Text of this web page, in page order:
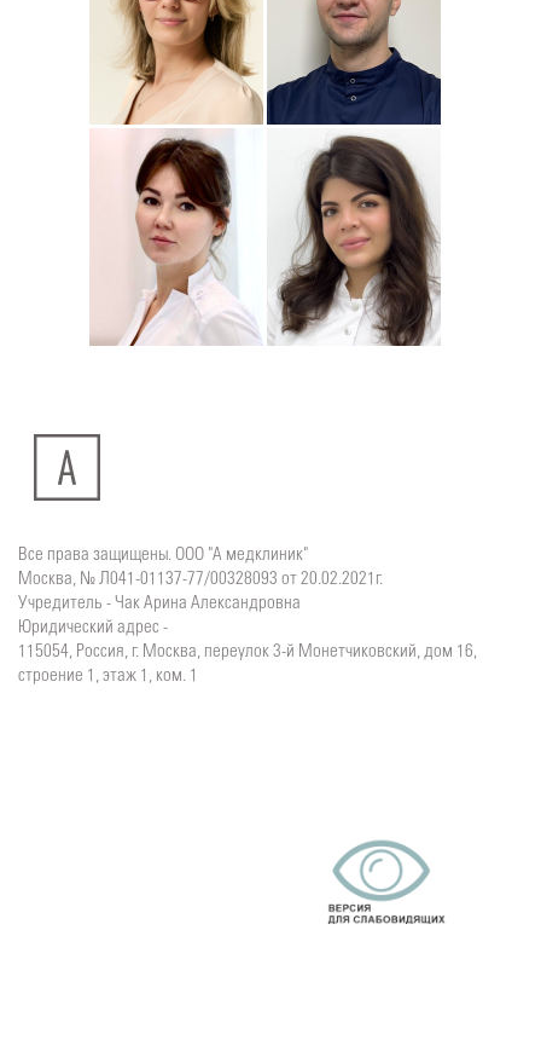
Подробнеео
Сейфетдинова
Юлия
Стоматолог-ортодонт
Подробнеео
Симонов
Стоматолог детский
Подробнее о
Ситдикова
Стоматолог-хирург
Подробнеео
Тумасян
Стоматолог-терапевт
Все права защищены. ООО "А медклиник"
Москва, № Л041-01137-77/00328093 от 20.02.2021г.
Учредитель - Чак Арина Александровна
Юридический адрес -
115054, Россия, г. Москва, переулок 3-й Монетчиковский, дом 16,
строение 1, этаж 1, ком. 1